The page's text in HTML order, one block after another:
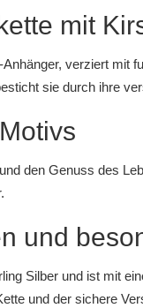
mit
verziert mit
sie durch ihre
den Genuss des
und
Silber und ist mit
und der sichere